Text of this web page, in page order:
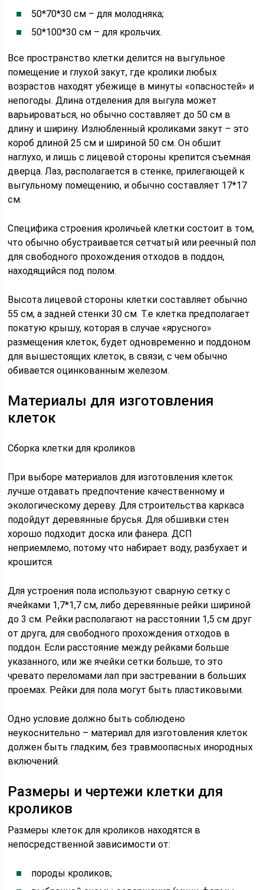
50*70*30 см – для молодняка;
50*100*30 см – для крольчих.
Все пространство клетки делится на выгульное
помещение и глухой закут, где кролики любых
возрастов находят убежище в минуты «опасностей» и
непогоды. Длина отделения для выгула может
варьироваться, но обычно составляет до 50 см в
длину и ширину. Излюбленный кроликами закут – это
короб длиной 25 см и шириной 50 см. Он обшит
наглухо, и лишь с лицевой стороны крепится съемная
дверца. Лаз, располагается в стенке, прилегающей к
выгульному помещению, и обычно составляет 17*17
см.
Специфика строения кроличьей клетки состоит в том,
что обычно обустраивается сетчатый или реечный пол
для свободного прохождения отходов в поддон,
находящийся под полом.
Высота лицевой стороны клетки составляет обычно
55 см, а задней стенки 30 см. Т.е клетка предполагает
покатую крышу, которая в случае «ярусного»
размещения клеток, будет одновременно и поддоном
для вышестоящих клеток, в связи, с чем обычно
обивается оцинкованным железом.
Материалы для изготовления
клеток
Сборка клетки для кроликов
При выборе материалов для изготовления клеток
лучше отдавать предпочтение качественному и
экологическому дереву. Для строительства каркаса
подойдут деревянные брусья. Для обшивки стен
хорошо подходит доска или фанера. ДСП
неприемлемо, потому что набирает воду, разбухает и
крошится.
Для устроения пола используют сварную сетку с
ячейками 1,7*1,7 см, либо деревянные рейки шириной
до 3 см. Рейки располагают на расстоянии 1,5 см друг
от друга, для свободного прохождения отходов в
поддон. Если расстояние между рейками больше
указанного, или же ячейки сетки больше, то это
чревато переломами лап при застревании в больших
проемах. Рейки для пола могут быть пластиковыми.
Одно условие должно быть соблюдено
неукоснительно – материал для изготовления клеток
должен быть гладким, без травмоопасных инородных
включений.
Размеры и чертежи клетки для
кроликов
Размеры клеток для кроликов находятся в
непосредственной зависимости от:
породы кроликов;